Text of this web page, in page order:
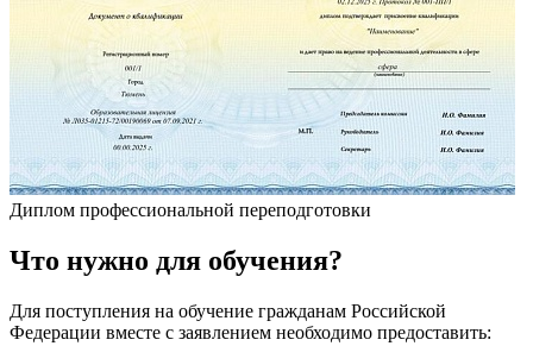
Диплом профессиональной переподготовки
Что нужно для обучения?
Для поступления на обучение гражданам Российской
Федерации вместе с заявлением необходимо предоставить: